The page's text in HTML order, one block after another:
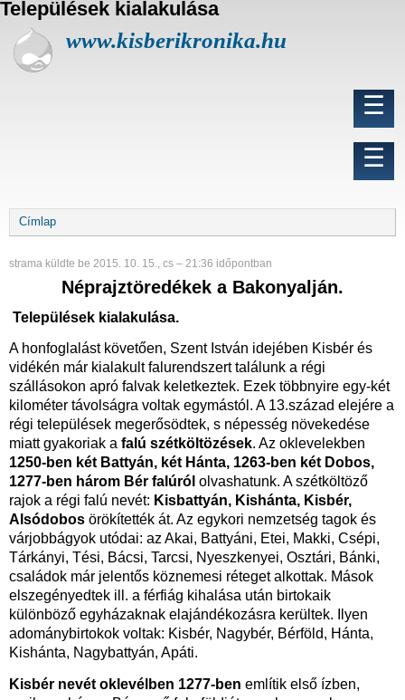
U
Települések kialakulása
www.kisberikronika.hu
☰
☰
Morzsa
Címlap
strama küldte be 2015. 10. 15., cs – 21:36 időpontban
Néprajztöredékek a Bakonyalján.
Települések kialakulása.
A honfoglalást követően, Szent István idejében Kisbér és
vidékén már kialakult falurendszert találunk a régi
szállásokon apró falvak keletkeztek. Ezek többnyire egy-két
kilométer távolságra voltak egymástól. A 13.század elejére a
régi települések megerősödtek, s népesség növekedése
miatt gyakoriak a falú szétköltözések. Az oklevelekben
1250-ben két Battyán, két Hánta, 1263-ben két Dobos,
1277-ben három Bér falúról olvashatunk. A szétköltöző
rajok a régi falú nevét: Kisbattyán, Kishánta, Kisbér,
Alsódobos örökítették át. Az egykori nemzetség tagok és
várjobbágyok utódai: az Akai, Battyáni, Etei, Makki, Csépi,
Tárkányi, Tési, Bácsi, Tarcsi, Nyeszkenyei, Osztári, Bánki,
családok már jelentős köznemesi réteget alkottak. Mások
elszegényedtek ill. a férfiág kihalása után birtokaik
különböző egyházaknak elajándékozásra kerültek. Ilyen
adománybirtokok voltak: Kisbér, Nagybér, Bérföld, Hánta,
Kishánta, Nagybattyán, Apáti.
Kisbér nevét oklevélben 1277-ben említik első ízben,